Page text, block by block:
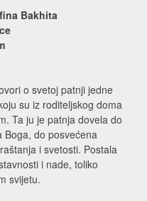
Bakhita
o svetoj patnji jedne
su iz roditeljskog doma
Ta ju je patnja dovela do
Boga, do posvećena
i svetosti. Postala
i nade, toliko
svijetu.